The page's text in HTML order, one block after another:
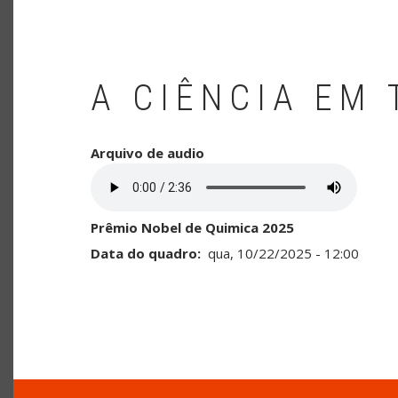
A CIÊNCIA EM
Arquivo de audio
Prêmio Nobel de Quimica 2025
Data do quadro
qua, 10/22/2025 - 12:00